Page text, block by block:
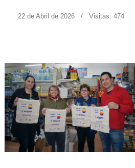
22 de Abril de 2026 Visitas: 474